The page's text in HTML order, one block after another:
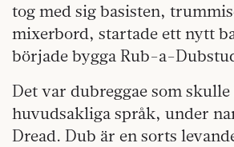
tog med sig basisten,
mixerbord, startade ett nytt
började bygga Rub-a-
Det var dubreggae som skulle
huvudsakliga språk, under
Dread. Dub är en sorts